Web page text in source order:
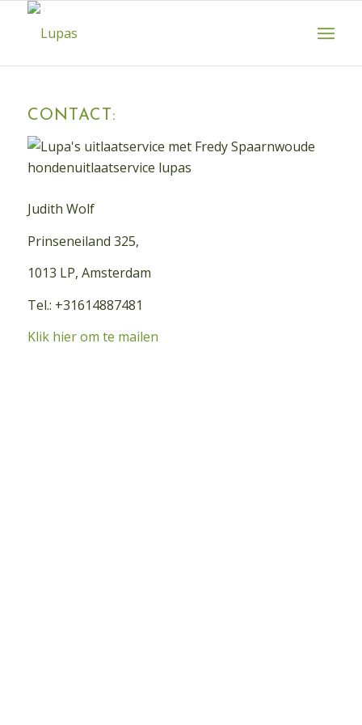
CONTACT:
Judith Wolf
Prinseneiland 325,
1013 LP, Amsterdam
Tel.: +31614887481
Klik hier om te mailen